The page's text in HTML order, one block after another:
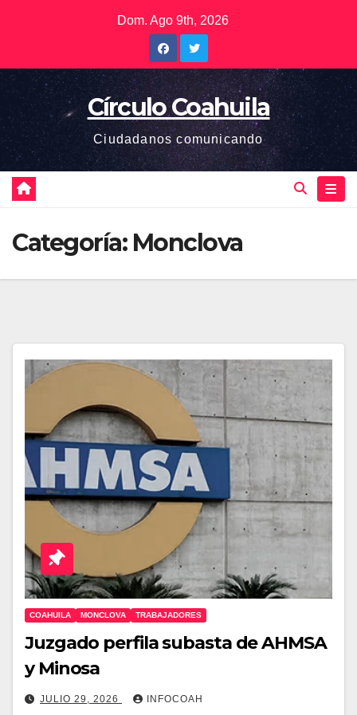
Dom. Ago 9th, 2026
Círculo Coahuila
Ciudadanos comunicando
Categoría: Monclova
COAHUILA MONCLOVA TRABAJADORES
Juzgado perfila subasta de AHMSA
y Minosa
JULIO 29, 2026 INFOCOAH